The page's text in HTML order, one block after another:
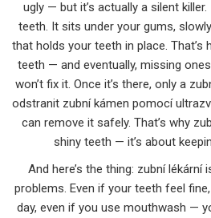
ugly — but it’s actually a silent
teeth. It sits under your gums,
that holds your teeth in place. That’s
teeth — and eventually, missing
won’t fix it. Once it’s there, only a
odstranit zubní kámen pomocí
can remove it safely. That’s why
shiny teeth — it’s about
And here’s the thing: zubní lékární
problems. Even if your teeth feel
day, even if you use mouthwash —